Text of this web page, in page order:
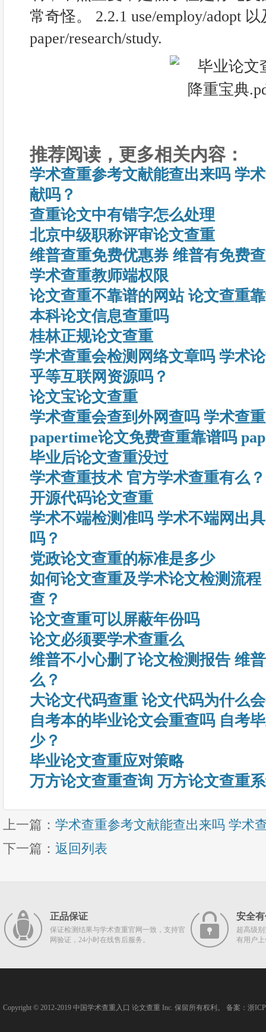
常奇怪。 2.2.1 use/employ/adopt
paper/research/study.
推荐阅读，更多相关内容：
学术查重参考文献能查出来吗 学
献吗？
查重论文中有错字怎么处理
北京中级职称评审论文查重
维普查重免费优惠券 维普有免费
学术查重教师端权限
论文查重不靠谱的网站 论文查重
本科论文信息查重吗
桂林正规论文查重
学术查重会检测网络文章吗 学术
乎等互联网资源吗？
论文宝论文查重
学术查重会查到外网查吗 学术查
papertime论文免费查重靠谱吗
毕业后论文查重没过
学术查重技术 官方学术查重有么？
开源代码论文查重
学术不端检测准吗 学术不端网出
吗？
党政论文查重的标准是多少
如何论文查重及学术论文检测流
查？
论文查重可以屏蔽年份吗
论文必须要学术查重么
维普不小心删了论文检测报告 维
么？
大论文代码查重 论文代码为什么
自考本的毕业论文会重查吗 自考
少？
毕业论文查重应对策略
万方论文查重查询 万方论文查重
上一篇： 学术查重参考文献能查出来吗 学术
下一篇： 返回列表
正品保证
保证检测结果与学术查重官网一致，支持官
网验证，24小时在线售后服务。
安全
超高级
有用户
Copyright © 2012-2019 中国学术查重入口 论文查重 Inc. 保留所有权利。 备案： 浙